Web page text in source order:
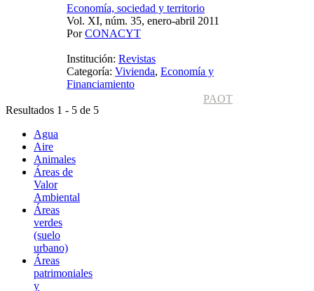
Economía, sociedad y territorio
Vol. XI, núm. 35, enero-abril 2011
PorCONACYT
Institución: Revistas
Categoría: Vivienda, Economía y
Financiamiento
PAOT
Resultados 1 - 5 de 5
Agua
Aire
Animales
Áreas de
Valor
Ambiental
Áreas
verdes
(suelo
urbano)
Áreas
patrimoniales
y